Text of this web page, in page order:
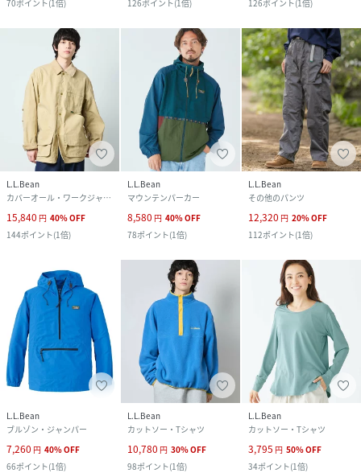
70ポイント(1倍) 126ポイント(1倍) 126ポイント(1倍)
L.L.Bean
カバーオール・ワークジャケット
15,840 円 40%OFF
144ポイント(1倍)
L.L.Bean
マウンテンパーカー
8,580 円 40%OFF
78ポイント(1倍)
L.L.Bean
その他のパンツ
12,320 円 20%OFF
112ポイント(1倍)
L.L.Bean
ブルゾン・ジャンパー
7,260 円 40%OFF
66ポイント(1倍)
L.L.Bean
カットソー・Tシャツ
10,780 円 30%OFF
98ポイント(1倍)
L.L.Bean
カットソー・Tシャツ
3,795 円 50%OFF
34ポイント(1倍)